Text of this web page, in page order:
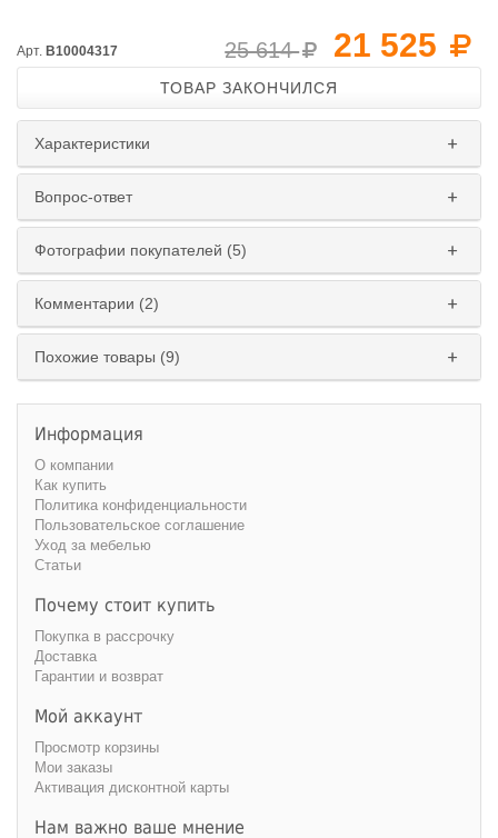
21 525
25 614
Арт. B10004317
ТОВАР ЗАКОНЧИЛСЯ
Характеристики
Вопрос-ответ
Фотографии покупателей (5)
Комментарии (2)
Похожие товары (9)
Информация
О компании
Как купить
Политика конфиденциальности
Пользовательское соглашение
Уход за мебелью
Статьи
Почему стоит купить
Покупка в рассрочку
Доставка
Гарантии и возврат
Мой аккаунт
Просмотр корзины
Мои заказы
Активация дисконтной карты
Нам важно ваше мнение